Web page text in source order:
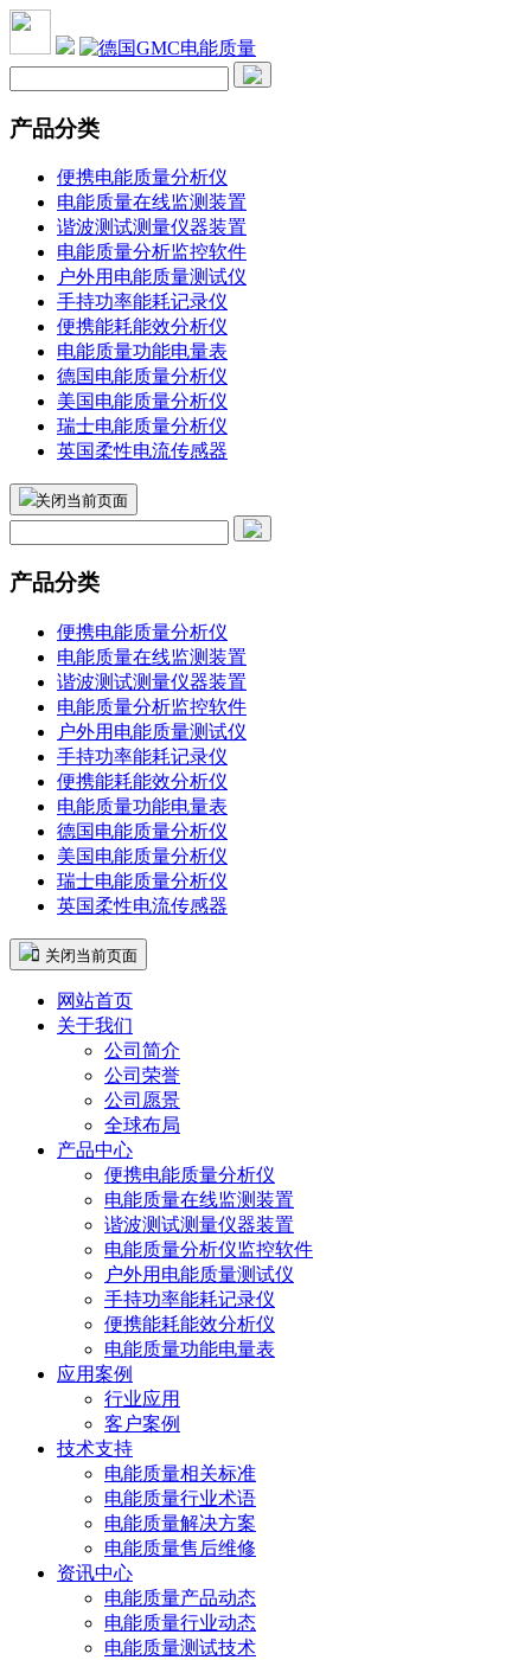
产品分类
便携电能质量分析仪
电能质量在线监测装置
谐波测试测量仪器装置
电能质量分析监控软件
户外用电能质量测试仪
手持功率能耗记录仪
便携能耗能效分析仪
电能质量功能电量表
德国电能质量分析仪
美国电能质量分析仪
瑞士电能质量分析仪
英国柔性电流传感器
关闭当前页面
产品分类
便携电能质量分析仪
电能质量在线监测装置
谐波测试测量仪器装置
电能质量分析监控软件
户外用电能质量测试仪
手持功率能耗记录仪
便携能耗能效分析仪
电能质量功能电量表
德国电能质量分析仪
美国电能质量分析仪
瑞士电能质量分析仪
英国柔性电流传感器
 关闭当前页面
网站首页
关于我们
公司简介
公司荣誉
公司愿景
全球布局
产品中心
便携电能质量分析仪
电能质量在线监测装置
谐波测试测量仪器装置
电能质量分析仪监控软件
户外用电能质量测试仪
手持功率能耗记录仪
便携能耗能效分析仪
电能质量功能电量表
应用案例
行业应用
客户案例
技术支持
电能质量相关标准
电能质量行业术语
电能质量解决方案
电能质量售后维修
资讯中心
电能质量产品动态
电能质量行业动态
电能质量测试技术